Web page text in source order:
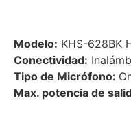
Modelo: KHS-628BK
Conectividad:
Tipo de Micrófono:
Max. potencia de